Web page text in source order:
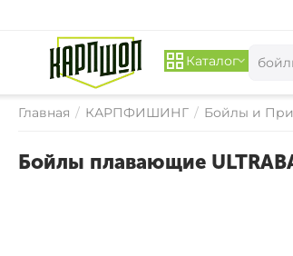
Каталог
Главная / КАРПФИШИНГ / Бойлы и
Бойлы плавающие